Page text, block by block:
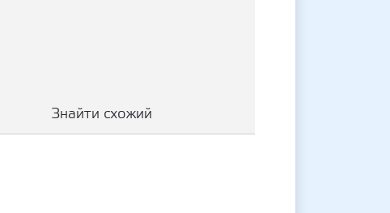
Знайти схожий